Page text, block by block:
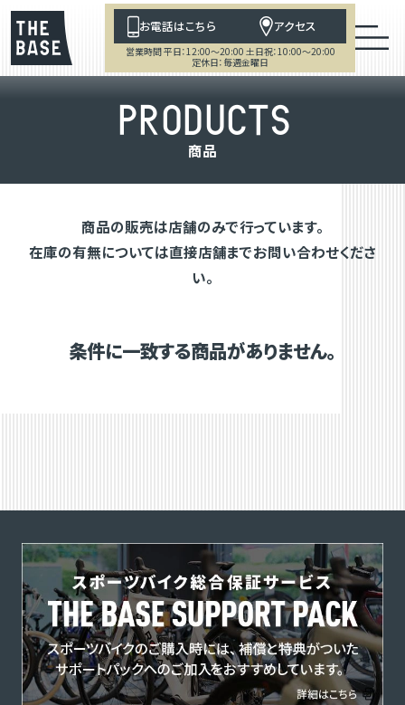
お電話はこちら アクセス
営業時間 平日：12:00～20:00 土日祝：10:00～20:00
定休日：毎週金曜日
PRODUCTS
商品
商品の販売は店舗のみで行っています。
在庫の有無については直接店舗までお問い合わせくださ
い。
条件に一致する商品がありません。